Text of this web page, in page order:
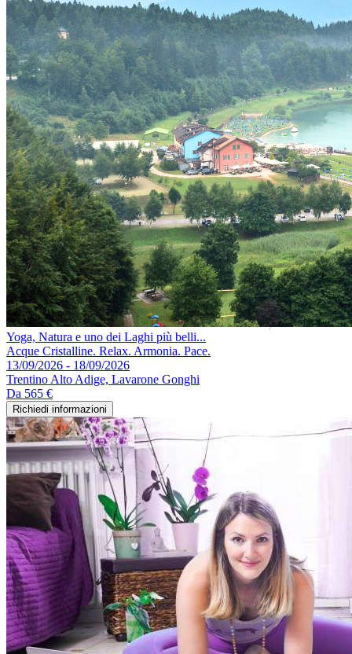
Yoga, Natura e uno dei Laghi più belli...
Acque Cristalline. Relax. Armonia. Pace.
13/09/2026 - 18/09/2026
Trentino Alto Adige, Lavarone Gonghi
Da 565 €
Richiedi informazioni